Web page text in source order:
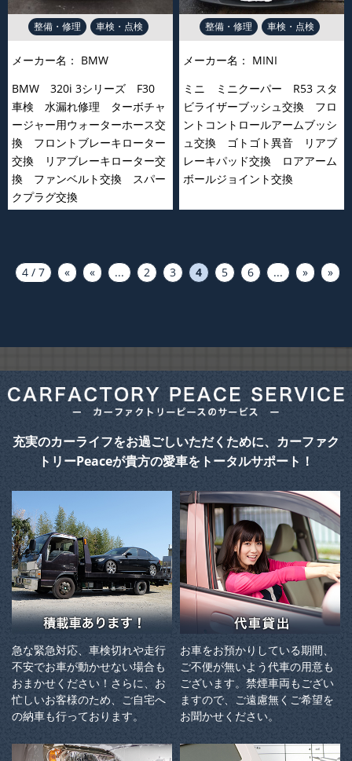
整備・修理 車検・点検
メーカー名： BMW
BMW 320i 3シリーズ F30
車検 水漏れ修理 ターボチャ
ージャー用ウォーターホース交
換 フロントブレーキローター
交換 リアブレーキローター交
換 ファンベルト交換 スパー
クプラグ交換
整備・修理 車検・点検
メーカー名： MINI
ミニ ミニクーパー R53 スタ
ビライザーブッシュ交換 フロ
ントコントロールアームブッシ
ュ交換 ゴトゴト異音 リアブ
レーキパッド交換 ロアアーム
ボールジョイント交換
4 / 7 « « ... 2 3 4 5 6 ... » »
充実のカーライフをお過ごしいただくために、カーファク
トリーPeaceが貴方の愛車をトータルサポート！
急な緊急対応、車検切れや走行
不安でお車が動かせない場合も
おまかせください！さらに、お
忙しいお客様のため、ご自宅へ
の納⾞も⾏っております。
お車をお預かりしている期間、
ご不便が無いよう代車の用意も
ございます。禁煙車両もござい
ますので、ご遠慮無くご希望を
お聞かせください。